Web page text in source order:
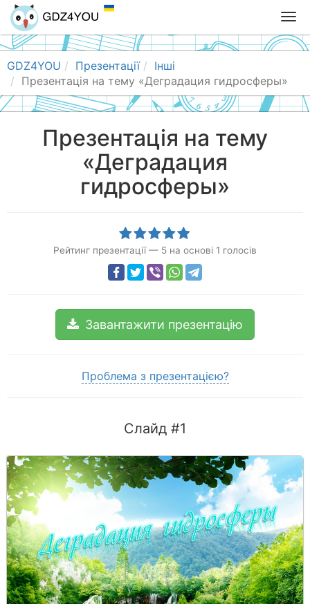
T
o
g
e
n
GDZ4YOU Презентації
Інші
Презентація на тему «Деградация гидросферы»
Презентація на тему
«Деградация
гидросферы»
Рейтинг презентації — 5 на основі 1 голосів
Завантажити презентацію
Проблема з презентацією?
Слайд #1